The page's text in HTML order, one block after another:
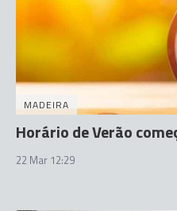
MADEIRA
Horário de Verão
22 Mar 12:29